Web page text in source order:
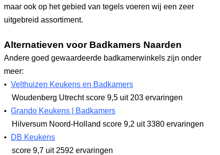
maar ook op het gebied van tegels voeren wij een zeer
uitgebreid assortiment.
Alternatieven voor Badkamers Naarden
Andere goed gewaardeerde badkamerwinkels zijn onder
meer:
• Velthuizen Keukens en Badkamers
Woudenberg Utrechtscore 9,5 uit 203 ervaringen
• Grando Keukens | Badkamers
Hilversum Noord-Holland score 9,2 uit 3380 ervaringen
•
DB Keukens
score 9,7 uit 2592 ervaringen